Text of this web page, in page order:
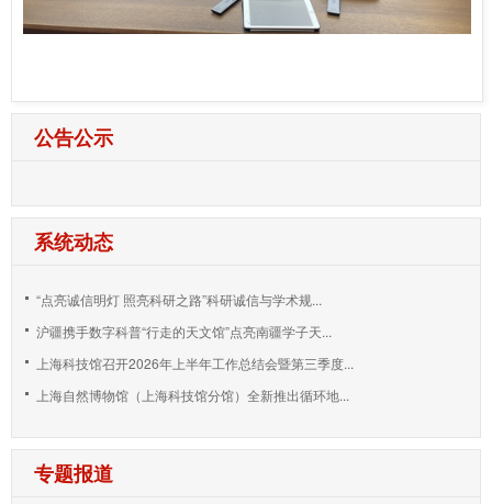
公告公示
系统动态
“点亮诚信明灯 照亮科研之路”科研诚信与学术规...
沪疆携手数字科普“行走的天文馆”点亮南疆学子天...
上海科技馆召开2026年上半年工作总结会暨第三季度...
上海自然博物馆（上海科技馆分馆）全新推出循环地...
专题报道